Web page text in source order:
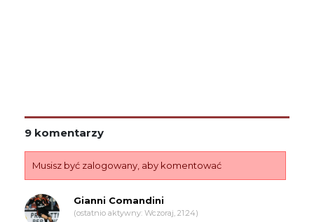
9 komentarzy
Musisz być zalogowany, aby komentować
Gianni Comandini
(ostatnio aktywny: Wczoraj, 21:24)